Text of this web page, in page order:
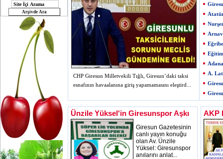
CHP Giresun Milletvekili Tığlı, Giresun’daki taksi
esnafının havaalanına giriş yapamamasını eleştird...
A.
Ünzile Yüksel'in Giresunspor Aşkı
Giresun Gazetesinin
canlı yayın konuğu
olan Av. Ünzile
Yüksel: Giresunspor
anılarını anlat...
AKP